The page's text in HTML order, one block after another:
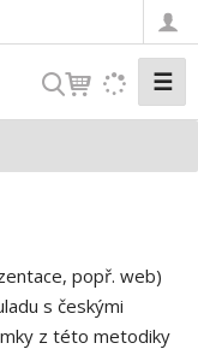
V
l
t
☰
popř. web)
s českými
z této metodiky